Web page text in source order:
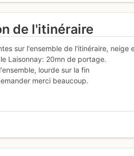
de l'itinéraire
sur l'ensemble de l'itinéraire, neige
Laisonnay: 20mn de portage.
lourde sur la fin
merci beaucoup.